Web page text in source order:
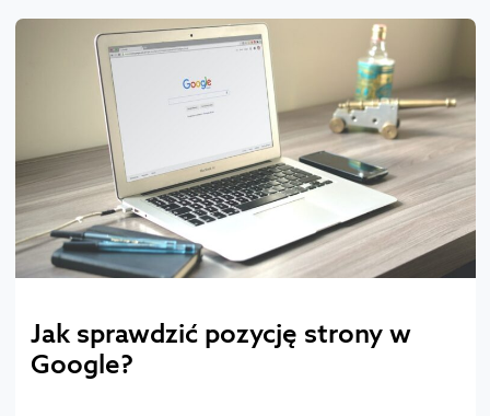
Jak sprawdzić pozycję strony w
Google?